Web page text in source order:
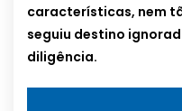
características, nem
seguiu destino
diligência.